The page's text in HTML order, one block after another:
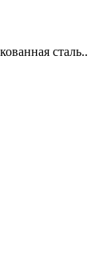
сталь..